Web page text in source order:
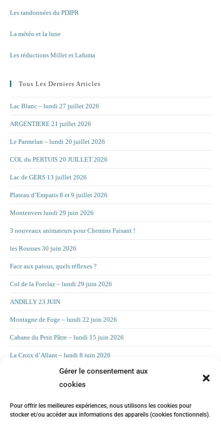
Gérer le consentement aux
cookies
Pour offrir les meilleures expériences, nous utilisons les cookies pour
stocker et/ou accéder aux informations des appareils (cookies fonctionnels).
Les randonnées du PDIPR
La météo et la lune
Les réductions Millet et Lafuma
Tous Les Derniers Articles
Lac Blanc – lundi 27 juillet 2026
ARGENTIERE 21 juillet 2026
Le Parmelan – lundi 20 juillet 2026
COL du PERTUIS 20 JUILLET 2026
Lac de GERS 13 juillet 2026
Plateau d’Emparis 8 et 9 juillet 2026
Montenvers lundi 29 juin 2026
3 nouveaux animateurs pour Chemins Faisant !
les Rousses 30 juin 2026
Face aux patous, quels réflexes ?
Col de la Forclaz – lundi 29 juin 2026
ANDILLY 23 JUIN
Montagne de Foge – lundi 22 juin 2026
Cabane du Petit Pâtre – lundi 15 juin 2026
La Croix d’Allant – lundi 8 juin 2026
RAND’ORIENTATION 2 JUIN 2026
Mont Forchat – lundi 25 mai 2025